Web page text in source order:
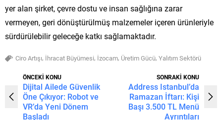
yer alan şirket, çevre dostu ve insan sağlığına zarar
vermeyen, geri dönüştürülmüş malzemeler içeren ürünleriyle
sürdürülebilir geleceğe katkı sağlamaktadır.
Ciro Artışı, İhracat Büyümesi, İzocam, Üretim Gücü, Yalıtım Sektörü
ÖNCEKİ KONU
Dijital Ailede Güvenlik
Öne Çıkıyor: Robot ve
VR’da Yeni Dönem
Başladı
SONRAKİ KONU
Address Istanbul’da
Ramazan İftarı: Kişi
Başı 3.500 TL Menü
Ayrıntıları